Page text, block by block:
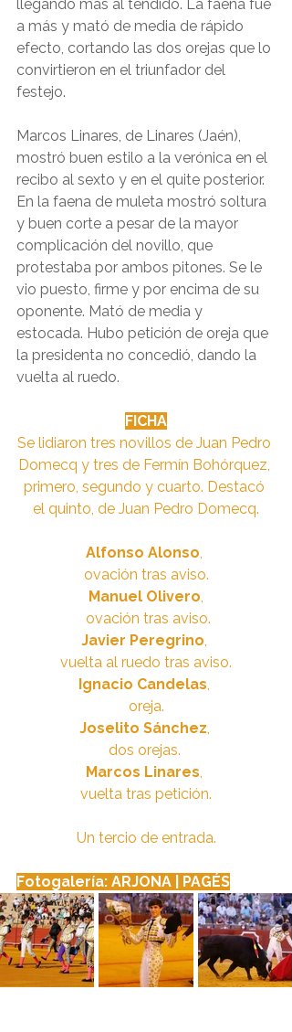
llegando más al tendido. La faena fue
a más y mató de media de rápido
efecto, cortando las dos orejas que lo
convirtieron en el triunfador del
festejo.
Marcos Linares, de Linares (Jaén),
mostró buen estilo a la verónica en el
recibo al sexto y en el quite posterior.
En la faena de muleta mostró soltura
y buen corte a pesar de la mayor
complicación del novillo, que
protestaba por ambos pitones. Se le
vio puesto, firme y por encima de su
oponente. Mató de media y
estocada. Hubo petición de oreja que
la presidenta no concedió, dando la
vuelta al ruedo.
FICHA
Se lidiaron tres novillos de Juan Pedro
Domecq y tres de Fermín Bohórquez,
primero, segundo y cuarto. Destacó
el quinto, de Juan Pedro Domecq.
Alfonso Alonso
ovación tras aviso.
Manuel Olivero
ovación tras aviso.
Javier Peregrino
vuelta al ruedo tras aviso.
Ignacio Candelas
oreja.
Joselito Sánchez
dos orejas.
Marcos Linares
vuelta tras petición.
Un tercio de entrada.
Fotogalería: ARJONA | PAGÉS